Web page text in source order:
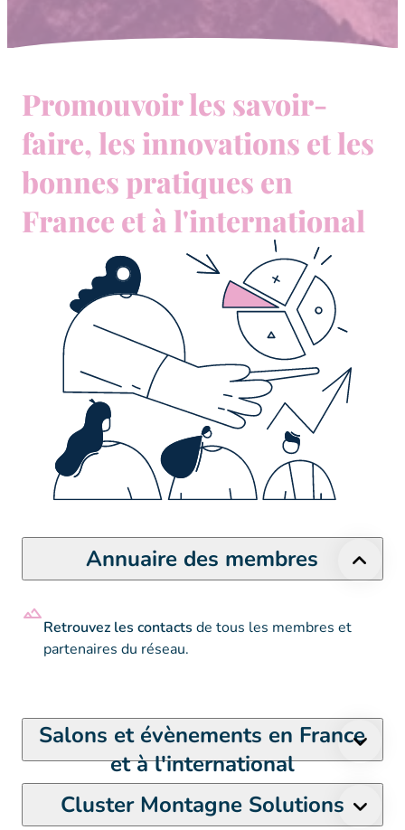
Promouvoir les savoir-
faire, les innovations et les
bonnes pratiques en
France et à l'international
Annuaire des membres
Retrouvez les contacts de tous les membres et
partenaires du réseau.
Salons et évènements en France
et à l'international
Cluster Montagne Solutions